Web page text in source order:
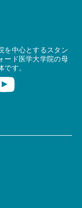
を中心とするスタン
ード医学大学院の母
す。